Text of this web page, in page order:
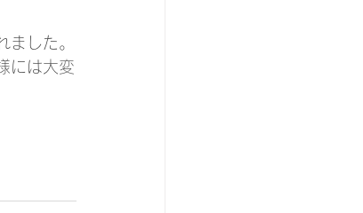
した。
には大変